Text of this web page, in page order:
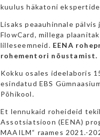
kuulus häkatoni
Lisaks peaauhinnale
FlowCard, millega
lilleseemneid. EENA
rohementori nõustamist.
Kokku osales ideelaboris
esindatud EBS
Põhikool.
Et lennukaid roheideid
Assotsiatsioon (EENA)
MAAILM“ raames 2021.-